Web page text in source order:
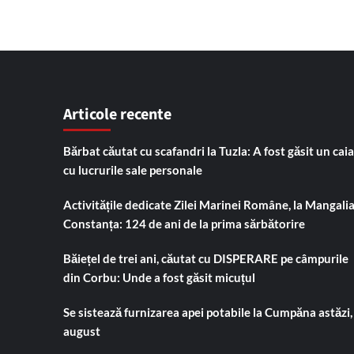
Articole recente
Bărbat căutat cu scafandri la Tuzla: A fost găsit un
cu lucrurile sale personale
Activitățile dedicate Zilei Marinei Române, la
Constanța: 124 de ani de la prima sărbătorire
Băiețel de trei ani, căutat cu DISPERARE pe câmpurile
din Corbu: Unde a fost găsit micuțul
Se sistează furnizarea apei potabile la Cumpăna
august